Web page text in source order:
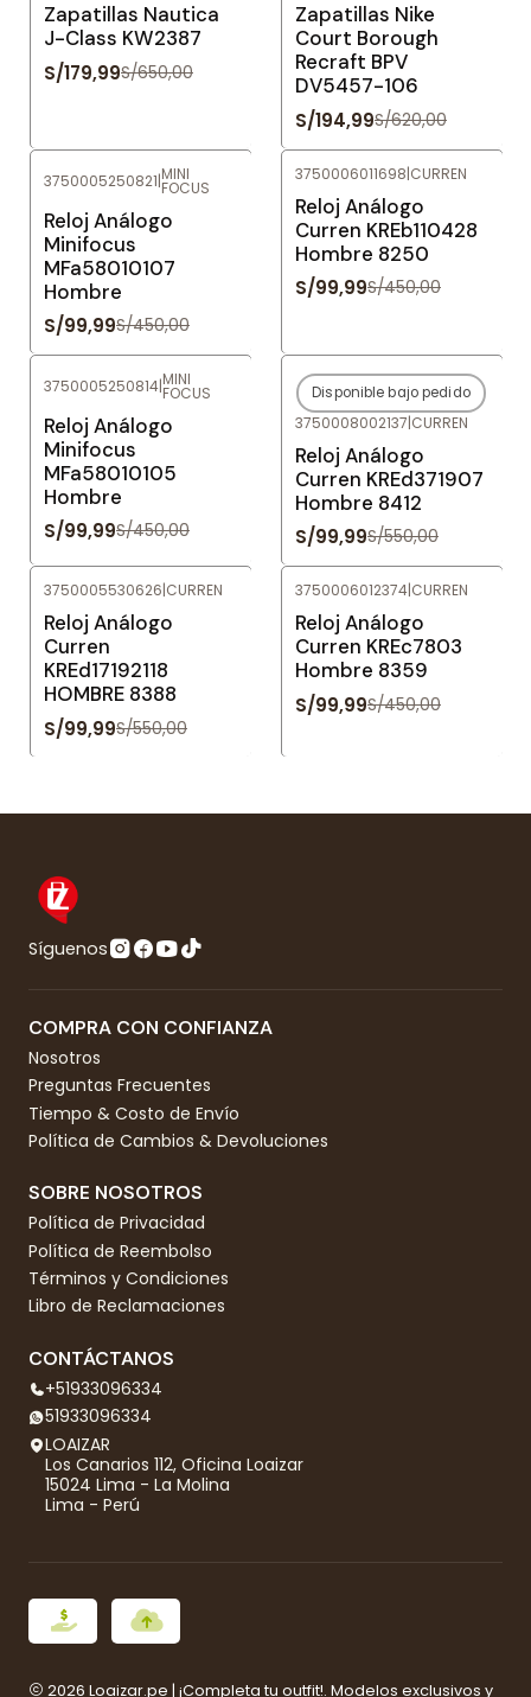
Zapatillas Nautica
J-Class KW2387
S/179,99S/650,00
Zapatillas Nike
Court Borough
Recraft BPV
DV5457-106
S/194,99S/620,00
-78%OFF
3750005250821|MINI
FOCUS
Reloj Análogo
Minifocus
MFa58010107
Hombre
S/99,99S/450,00
3750006011698|CURREN
Reloj Análogo
Curren KREb110428
Hombre 8250
S/99,99S/450,00
-78%OFF
3750005250814|MINI
FOCUS
Reloj Análogo
Minifocus
MFa58010105
Hombre
S/99,99S/450,00
-82%OFF
Agotado
Disponible bajo pedido
3750008002137|CURREN
Reloj Análogo
Curren KREd371907
Hombre 8412
S/99,99S/550,00
3750005530626|CURREN
Reloj Análogo
Curren
KREd17192118
HOMBRE 8388
S/99,99S/550,00
3750006012374|CURREN
Reloj Análogo
Curren KREc7803
Hombre 8359
S/99,99S/450,00
Síguenos
COMPRA CON CONFIANZA
Nosotros
Preguntas Frecuentes
Tiempo & Costo de Envío
Política de Cambios & Devoluciones
SOBRE NOSOTROS
Política de Privacidad
Política de Reembolso
Términos y Condiciones
Libro de Reclamaciones
CONTÁCTANOS
+51933096334
51933096334
LOAIZAR
Los Canarios 112, Oficina Loaizar
15024 Lima - La Molina
Lima - Perú
2026 Loaizar.pe | ¡Completa tu outfit!. Modelos exclusivos y